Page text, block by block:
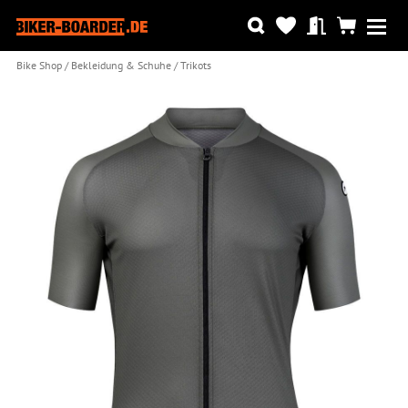
Bike Shop Bekleidung & Schuhe Trikots